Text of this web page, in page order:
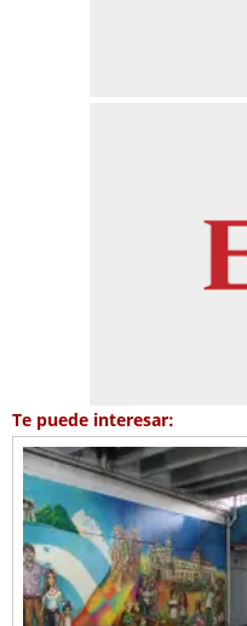
Te puede interesar: